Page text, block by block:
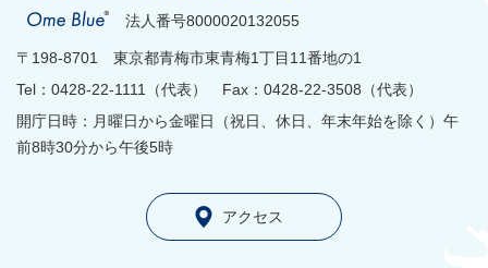
法人番号8000020132055
〒198-8701 東京都青梅市東青梅1丁目11番地の1
Tel：0428-22-1111（代表） Fax：0428-22-3508（代表）
開庁日時：月曜日から金曜日（祝日、休日、年末年始を除く）午
前8時30分から午後5時
アクセス